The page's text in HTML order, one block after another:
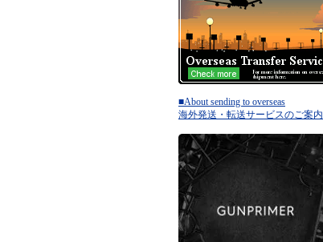
■About sending to overseas
海外発送・転送サービスのご案内